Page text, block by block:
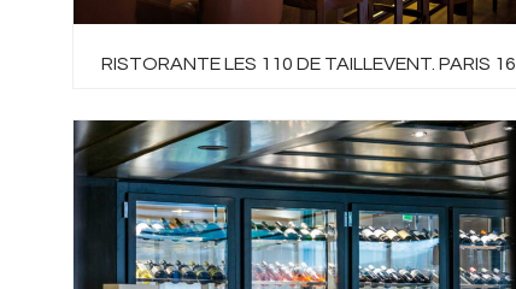
RISTORANTE LES 110 DE TAILLEVENT. PARIS 16